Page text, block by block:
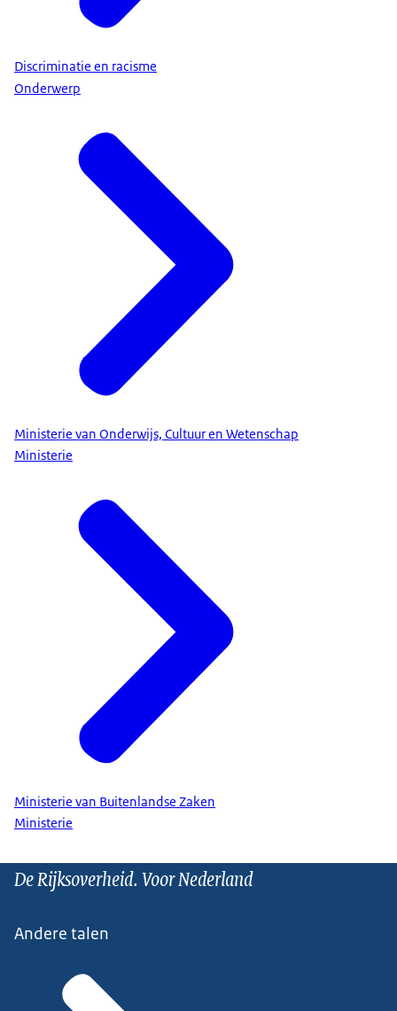
Discriminatie en racisme
Onderwerp
Ministerie van Onderwijs, Cultuur en Wetenschap
Ministerie
Ministerie van Buitenlandse Zaken
Ministerie
De Rijksoverheid. Voor Nederland
Andere talen